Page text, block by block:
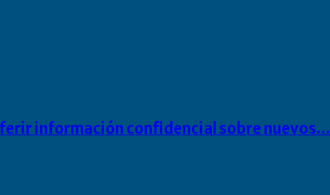
información confidencial sobre nuevos…